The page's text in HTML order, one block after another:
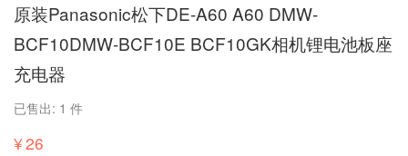
原装Panasonic松下DE-A60 A60 DMW-
BCF10DMW-BCF10E BCF10GK相机锂电池板座
充电器
已售出: 1 件
¥26